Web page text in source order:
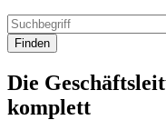
Finden
Die
komplett